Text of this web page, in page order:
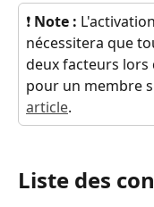
❗ Note :
nécessitera que
deux facteurs lors
pour un membre
article.
Liste des